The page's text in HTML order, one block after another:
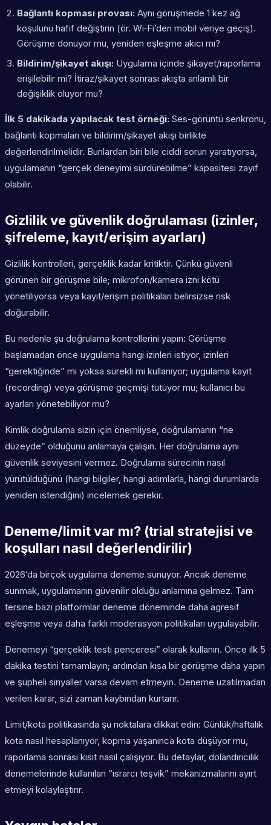
Bağlantı kopması provası: Aynı görüşmede 1 kez ağ
koşulunu hafif değiştirin (ör. Wi‑Fi’den mobil veriye geçiş).
Görüşme donuyor mu, yeniden eşleşme akıcı mı?
Bildirim/şikayet akışı: Uygulama içinde şikayet/raporlama
erişilebilir mi? İtiraz/şikayet sonrası akışta anlamlı bir
değişiklik oluyor mu?
İlk 5 dakikada yapılacak test örneği: Ses-görüntü senkronu,
bağlantı kopmaları ve bildirim/şikayet akışı birlikte
değerlendirilmelidir. Bunlardan biri bile ciddi sorun yaratıyorsa,
uygulamanın “gerçek deneyimi sürdürebilme” kapasitesi zayıf
olabilir.
Gizlilik ve güvenlik doğrulaması (izinler,
şifreleme, kayıt/erişim ayarları)
Gizlilik kontrolleri, gerçeklik kadar kritiktir. Çünkü güvenli
görünen bir görüşme bile; mikrofon/kamera izni kötü
yönetiliyorsa veya kayıt/erişim politikaları belirsizse risk
doğurabilir.
Bu nedenle şu doğrulama kontrollerini yapın: Görüşme
başlamadan önce uygulama hangi izinleri istiyor, izinleri
“gerektiğinde” mi yoksa sürekli mi kullanıyor; uygulama kayıt
(recording) veya görüşme geçmişi tutuyor mu; kullanıcı bu
ayarları yönetebiliyor mu?
Kimlik doğrulama sizin için önemliyse, doğrulamanın “ne
düzeyde” olduğunu anlamaya çalışın. Her doğrulama aynı
güvenlik seviyesini vermez. Doğrulama sürecinin nasıl
yürütüldüğünü (hangi bilgiler, hangi adımlarla, hangi durumlarda
yeniden istendiğini) incelemek gerekir.
Deneme/limit var mı? (trial stratejisi ve
koşulları nasıl değerlendirilir)
2026’da birçok uygulama deneme sunuyor. Ancak deneme
sunmak, uygulamanın güvenilir olduğu anlamına gelmez. Tam
tersine bazı platformlar deneme döneminde daha agresif
eşleşme veya daha farklı moderasyon politikaları uygulayabilir.
Denemeyi “gerçeklik testi penceresi” olarak kullanın. Önce ilk 5
dakika testini tamamlayın; ardından kısa bir görüşme daha yapın
ve şüpheli sinyaller varsa devam etmeyin. Deneme uzatılmadan
verilen karar, sizi zaman kaybından kurtarır.
Limit/kota politikasında şu noktalara dikkat edin: Günlük/haftalık
kota nasıl hesaplanıyor, kopma yaşanınca kota düşüyor mu,
raporlama sonrası kısıt nasıl çalışıyor. Bu detaylar, dolandırıcılık
denemelerinde kullanılan “ısrarcı teşvik” mekanizmalarını ayırt
etmeyi kolaylaştırır.